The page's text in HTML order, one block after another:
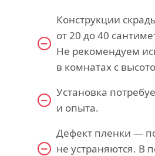
Конструкции
от 20 до 40
Не рекомендуем
в комнатах с
Установка
и опыта.
Дефект пленки —
не устраняются. В